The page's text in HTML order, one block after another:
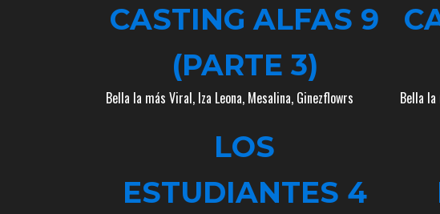
CASTING ALFAS 9
(PARTE 3)
Bella la más Viral, Iza Leona, Mesalina, Ginezflowrs Bella
LOS
ESTUDIANTES 4